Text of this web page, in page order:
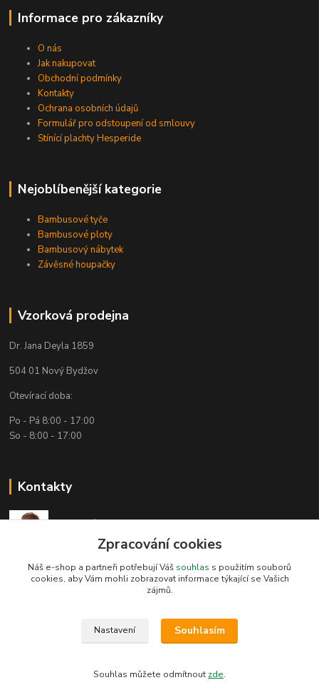
Informace pro zákazníky
O nás
Jak nakupovat
Obchodní podmínky
Kontakty
Ochrana osobních údajů
Formulář pro odstoupení od smlouvy
Stínící plachty Hesperide
Nejoblíbenější kategorie
Bambusové tyče
Bambusové ploty
Bambusový nábytek
Závěsné houpačky
Vzorková prodejna
Dr. Jana Deyla 1859
504 01 Nový Bydžov
Otevírací doba:
Po - Pá 8:00 - 17:00
So - 8:00 - 17:00
Kontakty
Technická podpora
info@bambusove-produkty.cz
Bambusove-produkty.cz
Zpracování cookies
Náš e-shop a partneři potřebují Váš souhlas s použitím souborů
cookies, aby Vám mohli zobrazovat informace týkající se Vašich
zájmů.
Nastavení Souhlasím
Souhlas můžete odmítnout zde.